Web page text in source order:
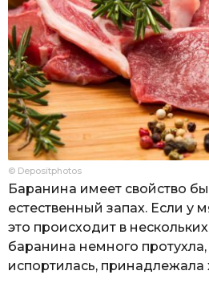
© Depositphotos
Баранина имеет свойство
естественный запах. Если у
это происходит в
баранина немного протухла,
испортилась, принадлежала